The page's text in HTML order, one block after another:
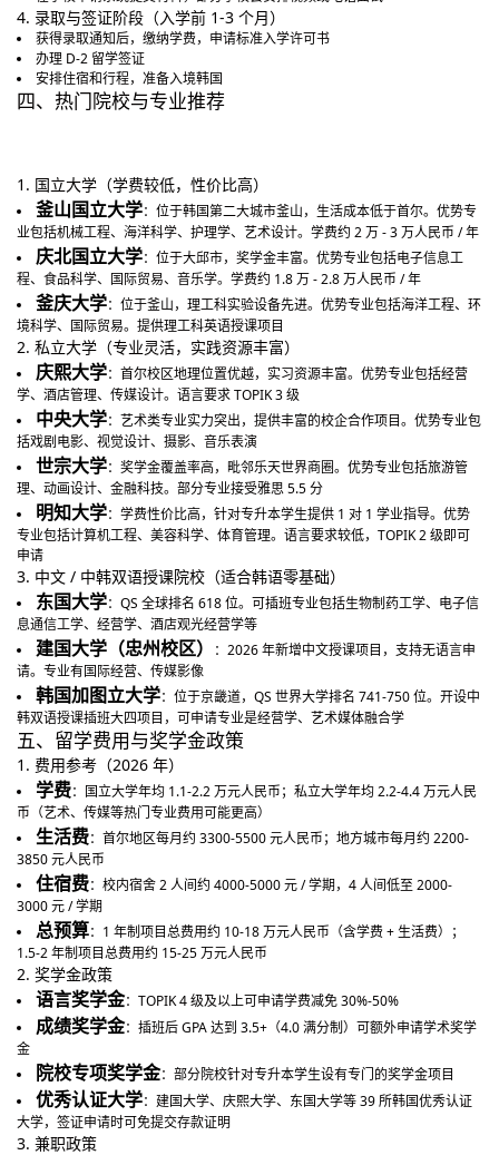
4. 录取与签证阶段（入学前 1-3 个月）
获得录取通知后，缴纳学费，申请标准入学许可书
办理 D-2 留学签证
安排住宿和行程，准备入境韩国
四、热门院校与专业推荐
1. 国立大学（学费较低，性价比高）
釜山国立大学：位于韩国第二大城市釜山，生活成本低于首尔。优势专
业包括机械工程、海洋科学、护理学、艺术设计。学费约 2 万 - 3 万人民币 / 年
庆北国立大学：位于大邱市，奖学金丰富。优势专业包括电子信息工
程、食品科学、国际贸易、音乐学。学费约 1.8 万 - 2.8 万人民币 / 年
釜庆大学：位于釜山，理工科实验设备先进。优势专业包括海洋工程、环
境科学、国际贸易。提供理工科英语授课项目
2. 私立大学（专业灵活，实践资源丰富）
庆熙大学：首尔校区地理位置优越，实习资源丰富。优势专业包括经营
学、酒店管理、传媒设计。语言要求 TOPIK 3 级
中央大学：艺术类专业实力突出，提供丰富的校企合作项目。优势专业包
括戏剧电影、视觉设计、摄影、音乐表演
世宗大学：奖学金覆盖率高，毗邻乐天世界商圈。优势专业包括旅游管
理、动画设计、金融科技。部分专业接受雅思 5.5 分
明知大学：学费性价比高，针对专升本学生提供 1 对 1 学业指导。优势
专业包括计算机工程、美容科学、体育管理。语言要求较低，TOPIK 2 级即可
申请
3. 中文 / 中韩双语授课院校（适合韩语零基础）
东国大学：QS 全球排名 618 位。可插班专业包括生物制药工学、电子信
息通信工学、经营学、酒店观光经营学等
建国大学（忠州校区）
：2026 年新增中文授课项目，支持无语言申
请。专业有国际经营、传媒影像
韩国加图立大学：位于京畿道，QS 世界大学排名 741-750 位。开设中
韩双语授课插班大四项目，可申请专业是经营学、艺术媒体融合学
五、留学费用与奖学金政策
1. 费用参考（2026 年）
学费：国立大学年均 1.1-2.2 万元人民币；私立大学年均 2.2-4.4 万元人民
币（艺术、传媒等热门专业费用可能更高）
生活费：首尔地区每月约 3300-5500 元人民币；地方城市每月约 2200-
3850 元人民币
住宿费：校内宿舍 2 人间约 4000-5000 元 / 学期，4 人间低至 2000-
3000 元 / 学期
总预算：1 年制项目总费用约 10-18 万元人民币（含学费 + 生活费）；
1.5-2 年制项目总费用约 15-25 万元人民币
2. 奖学金政策
语言奖学金：TOPIK 4 级及以上可申请学费减免 30%-50%
成绩奖学金：插班后 GPA 达到 3.5+（4.0 满分制）可额外申请学术奖学
金
院校专项奖学金：部分院校针对专升本学生设有专门的奖学金项目
优秀认证大学：建国大学、庆熙大学、东国大学等 39 所韩国优秀认证
大学，签证申请时可免提交存款证明
3. 兼职政策